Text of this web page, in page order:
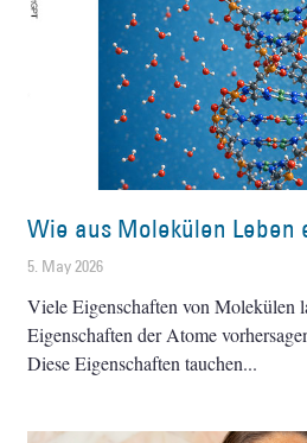
Wie aus Molekülen Leben
5. May 2026
Viele Eigenschaften von Molekülen
Eigenschaften der Atome
Diese Eigenschaften tauchen